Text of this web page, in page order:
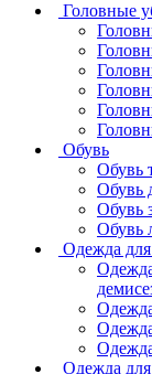
Головные
Обувь
Обувь
Обувь
Обувь
Обувь
Одежда
Одежда